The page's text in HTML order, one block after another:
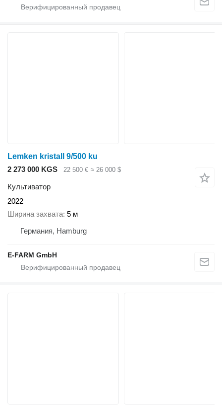
Lemken kristall 9/500 ku
2 273 000 KGS
22 500 € ≈ 26 000 $
Культиватор
2022
Ширина захвата 5 м
Германия, Hamburg
E-FARM GmbH